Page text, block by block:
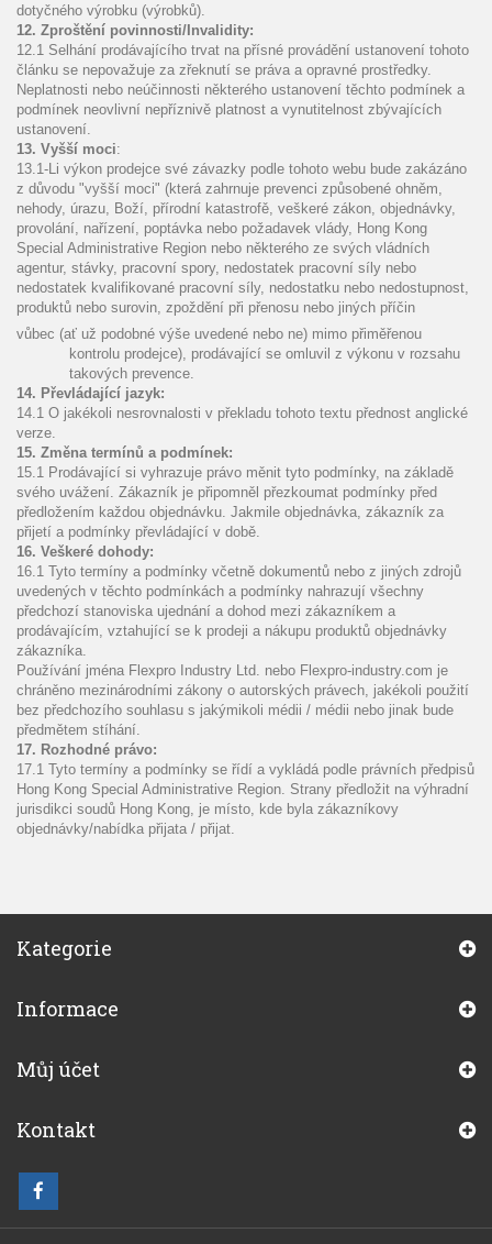
dotyčného výrobku (výrobků).
12. Zproštění povinnosti/Invalidity:
12.1 Selhání prodávajícího trvat na přísné provádění ustanovení tohoto
článku se nepovažuje za zřeknutí se práva a opravné prostředky.
Neplatnosti nebo neúčinnosti některého ustanovení těchto podmínek a
podmínek neovlivní nepříznivě platnost a vynutitelnost zbývajících
ustanovení.
13. Vyšší moci:
13.1-Li výkon prodejce své závazky podle tohoto webu bude zakázáno
z důvodu "vyšší moci" (která zahrnuje prevenci způsobené ohněm,
nehody, úrazu, Boží, přírodní katastrofě, veškeré zákon, objednávky,
provolání, nařízení, poptávka nebo požadavek vlády, Hong Kong
Special Administrative Region nebo některého ze svých vládních
agentur, stávky, pracovní spory, nedostatek pracovní síly nebo
nedostatek kvalifikované pracovní síly, nedostatku nebo nedostupnost,
produktů nebo surovin, zpoždění při přenosu nebo jiných příčin
vůbec (ať už podobné výše uvedené nebo ne) mimo přiměřenou
kontrolu prodejce), prodávající se omluvil z výkonu v rozsahu
takových prevence.
14. Převládající jazyk:
14.1 O jakékoli nesrovnalosti v překladu tohoto textu přednost anglické
verze.
15. Změna termínů a podmínek:
15.1 Prodávající si vyhrazuje právo měnit tyto podmínky, na základě
svého uvážení. Zákazník je připomněl přezkoumat podmínky před
předložením každou objednávku. Jakmile objednávka, zákazník za
přijetí a podmínky převládající v době.
16. Veškeré dohody:
16.1 Tyto termíny a podmínky včetně dokumentů nebo z jiných zdrojů
uvedených v těchto podmínkách a podmínky nahrazují všechny
předchozí stanoviska ujednání a dohod mezi zákazníkem a
prodávajícím, vztahující se k prodeji a nákupu produktů objednávky
zákazníka.
Používání jména Flexpro Industry Ltd. nebo Flexpro-industry.com je
chráněno mezinárodními zákony o autorských právech, jakékoli použití
bez předchozího souhlasu s jakýmikoli médii / médii nebo jinak bude
předmětem stíhání.
17. Rozhodné právo:
17.1 Tyto termíny a podmínky se řídí a vykládá podle právních předpisů
Hong Kong Special Administrative Region. Strany předložit na výhradní
jurisdikci soudů Hong Kong, je místo, kde byla zákazníkovy
objednávky/nabídka přijata / přijat.
Kategorie
Informace
Můj účet
Kontakt